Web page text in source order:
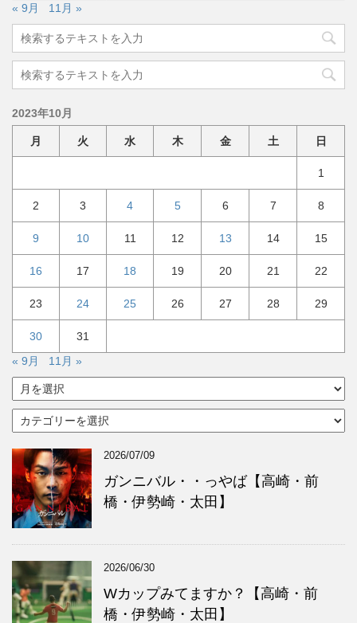
« 9月
11月 »
2023年10月
月 火 水 木 金 土 日
1
2 3 4 5 6 7 8
9 10 11 12 13 14 15
16 17 18 19 20 21 22
23 24 25 26 27 28 29
30
31
« 9月
11月 »
ー
イ
ブ
テ
ゴ
ー
2026/07/09
ガンニバル・・っやば【高崎・前
橋・伊勢崎・太田】
2026/06/30
Wカップみてますか？【高崎・前
橋・伊勢崎・太田】